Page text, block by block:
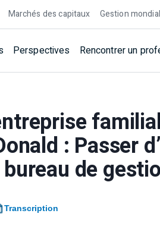
Marchés des capitaux Gestion
Perspectives Rencontrer un
: Passer
de
Transcription